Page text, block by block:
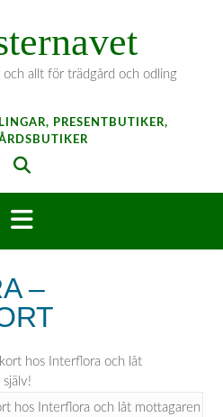
allt för trädgård och odling
PRESENTBUTIKER,
–
hos Interflora och låt mottagaren